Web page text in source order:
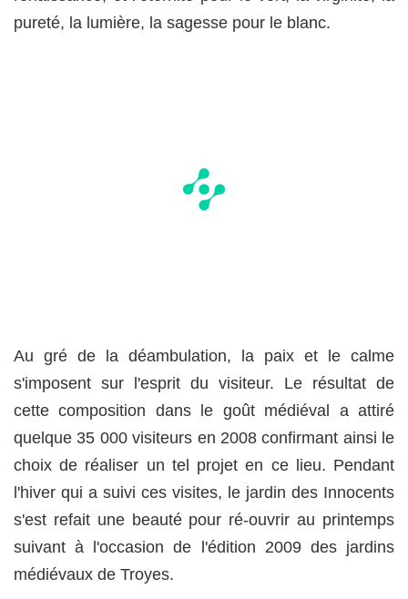
pureté, la lumière, la sagesse pour le blanc.
Au gré de la déambulation, la paix et le calme
s'imposent sur l'esprit du visiteur. Le résultat de
cette composition dans le goût médiéval a attiré
quelque 35 000 visiteurs en 2008 confirmant ainsi le
choix de réaliser un tel projet en ce lieu. Pendant
l'hiver qui a suivi ces visites, le jardin des Innocents
s'est refait une beauté pour ré-ouvrir au printemps
suivant à l'occasion de l'édition 2009 des jardins
médiévaux de Troyes.